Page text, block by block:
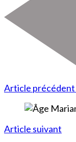
Article précédent
Article suivant